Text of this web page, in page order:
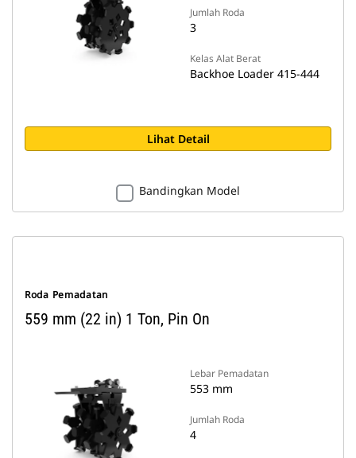
Jumlah Roda
3
Kelas Alat Berat
Backhoe Loader 415-444
Lihat Detail
Bandingkan Model
Roda Pemadatan
559 mm (22 in) 1 Ton, Pin On
Lebar Pemadatan
553 mm
Jumlah Roda
4